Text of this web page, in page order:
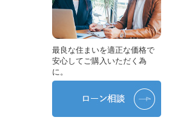
最良な住まいを適正な価格で
安心してご購入いただく為
に。